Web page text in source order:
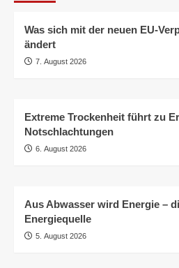
Was sich mit der neuen EU-
ändert
7. August 2026
Extreme Trockenheit führt zu
Notschlachtungen
6. August 2026
Aus Abwasser wird Energie –
Energiequelle
5. August 2026